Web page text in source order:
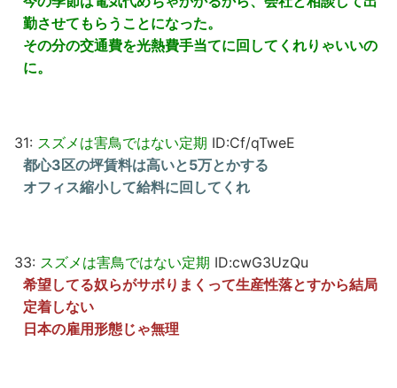
勤させてもらうことになった。
その分の交通費を光熱費手当てに回してくれりゃいいの
に。
31: スズメは害鳥ではない定期 ID:Cf/qTweE
都心3区の坪賃料は高いと5万とかする
オフィス縮小して給料に回してくれ
33: スズメは害鳥ではない定期 ID:cwG3UzQu
希望してる奴らがサボりまくって生産性落とすから結局
定着しない
日本の雇用形態じゃ無理